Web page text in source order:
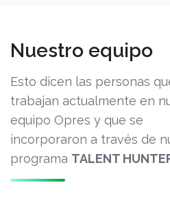
Nuestro equipo
Esto dicen las personas
trabajan actualmente en
equipo Opres y que se
incorporaron a través de
programa TALENT